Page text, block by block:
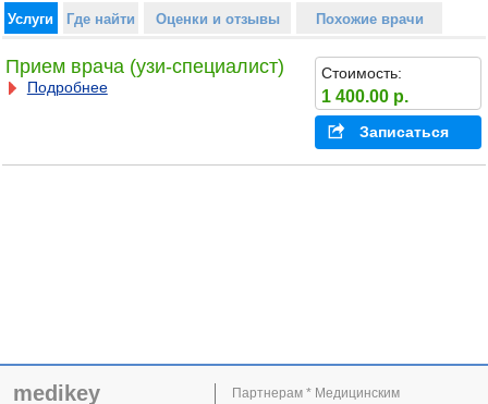
Услуги Где найти Оценки и отзывы Похожие врачи
Прием врача (узи-специалист)
Подробнее
Стоимость:
1 400.00 р.
Записаться
medikey
Партнерам * Медицинским